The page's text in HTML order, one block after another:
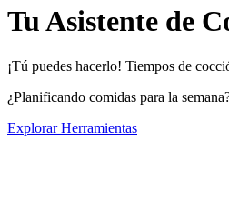
Tu Asistente de
¡Tú puedes hacerlo! Tiempos de
¿Planificando comidas para la
Explorar Herramientas